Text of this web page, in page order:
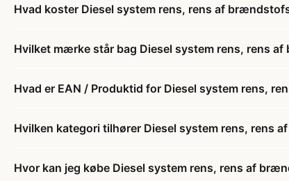
Hvad koster Diesel system rens, rens af
Hvilket mærke står bag Diesel system rens, rens
Hvad er EAN / Produktid for Diesel system rens,
Hvilken kategori tilhører Diesel system rens, rens
Hvor kan jeg købe Diesel system rens, rens af